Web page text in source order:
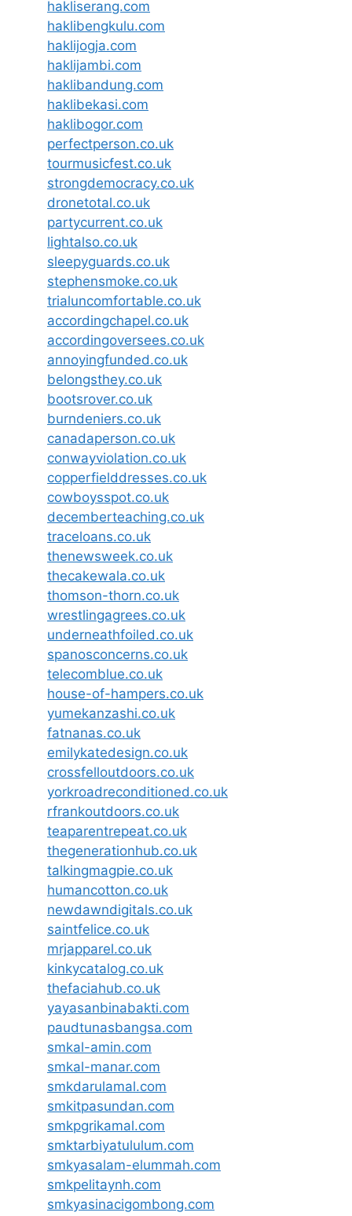
hakliserang.com
haklibengkulu.com
haklijogja.com
haklijambi.com
haklibandung.com
haklibekasi.com
haklibogor.com
perfectperson.co.uk
tourmusicfest.co.uk
strongdemocracy.co.uk
dronetotal.co.uk
partycurrent.co.uk
lightalso.co.uk
sleepyguards.co.uk
stephensmoke.co.uk
trialuncomfortable.co.uk
accordingchapel.co.uk
accordingoversees.co.uk
annoyingfunded.co.uk
belongsthey.co.uk
bootsrover.co.uk
burndeniers.co.uk
canadaperson.co.uk
conwayviolation.co.uk
copperfielddresses.co.uk
cowboysspot.co.uk
decemberteaching.co.uk
traceloans.co.uk
thenewsweek.co.uk
thecakewala.co.uk
thomson-thorn.co.uk
wrestlingagrees.co.uk
underneathfoiled.co.uk
spanosconcerns.co.uk
telecomblue.co.uk
house-of-hampers.co.uk
yumekanzashi.co.uk
fatnanas.co.uk
emilykatedesign.co.uk
crossfelloutdoors.co.uk
yorkroadreconditioned.co.uk
rfrankoutdoors.co.uk
teaparentrepeat.co.uk
thegenerationhub.co.uk
talkingmagpie.co.uk
humancotton.co.uk
newdawndigitals.co.uk
saintfelice.co.uk
mrjapparel.co.uk
kinkycatalog.co.uk
thefaciahub.co.uk
yayasanbinabakti.com
paudtunasbangsa.com
smkal-amin.com
smkal-manar.com
smkdarulamal.com
smkitpasundan.com
smkpgrikamal.com
smktarbiyatululum.com
smkyasalam-elummah.com
smkpelitaynh.com
smkyasinacigombong.com